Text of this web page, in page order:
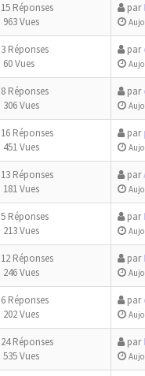
15 Réponses
963 Vues
par
3 Réponses
60 Vues
par
8 Réponses
306 Vues
par
16 Réponses
451 Vues
par
13 Réponses
181 Vues
par
5 Réponses
213 Vues
par
12 Réponses
246 Vues
par
6 Réponses
202 Vues
par
24 Réponses
535 Vues
par